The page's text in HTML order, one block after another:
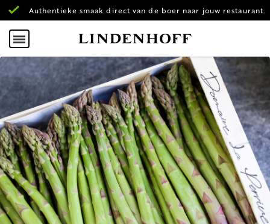
Authentieke smaak direct van de boer naar jouw restaurant.